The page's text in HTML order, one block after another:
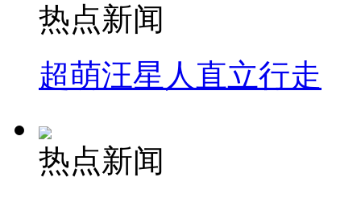
热点新闻
超萌汪星人直立行走
热点新闻